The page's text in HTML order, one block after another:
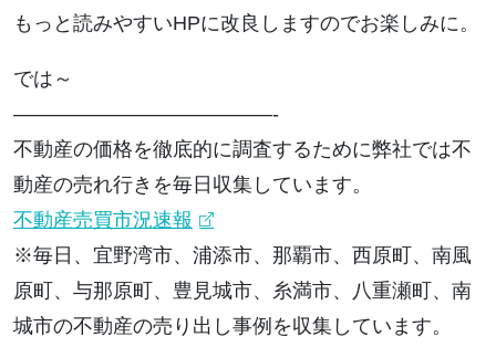
もっと読みやすいHPに改良しますのでお楽しみに。
では～
—————————————-
不動産の価格を徹底的に調査するために弊社では不
動産の売れ行きを毎日収集しています。
不動産売買市況速報
※毎日、宜野湾市、浦添市、那覇市、西原町、南風
原町、与那原町、豊見城市、糸満市、八重瀬町、南
城市の不動産の売り出し事例を収集しています。